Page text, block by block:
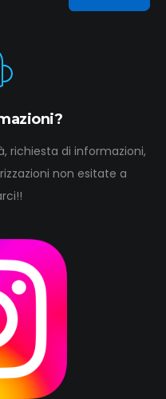
richiesta di informazioni,
non esitate a